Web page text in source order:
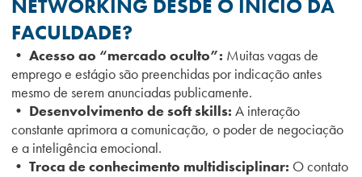
NETWORKING DESDE O INÍCIO DA
FACULDADE?
• Acesso ao “mercado oculto”: Muitas vagas de
emprego e estágio são preenchidas por indicação antes
mesmo de serem anunciadas publicamente.
• Desenvolvimento de soft skills: A interação
constante aprimora a comunicação, o poder de negociação
e a inteligência emocional.
• Troca de conhecimento multidisciplinar: O contato